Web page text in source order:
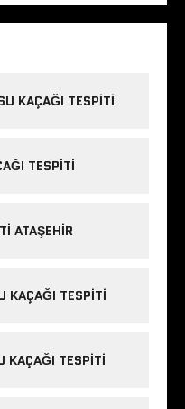
KAÇAĞI TESPITI
TESPITI
ATAŞEHIR
KAÇAĞI TESPITI
KAÇAĞI TESPITI